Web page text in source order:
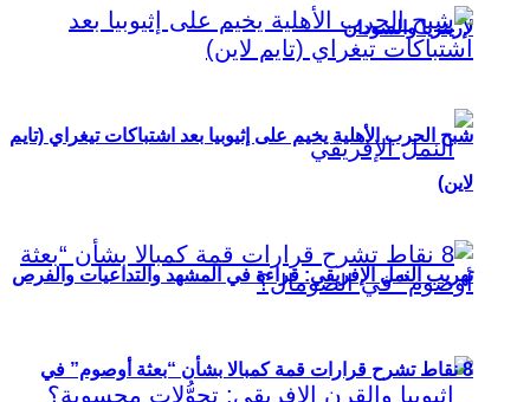
لإريتريا والسودان
تهريب النمل الإفريقي: قراءة في المشهد والتداعيات والفرص
شبح الحرب الأهلية يخيم على إثيوبيا بعد اشتباكات تيغراي (تايم
لاين)
8 نقاط تشرح قرارات قمة كمبالا بشأن “بعثة أوصوم” في